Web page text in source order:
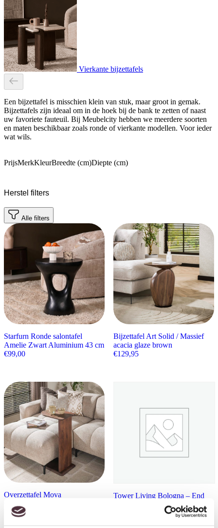
Vierkante bijzettafels
Een bijzettafel is misschien klein van stuk, maar groot in gemak.
Bijzettafels zijn ideaal om in de hoek bij de bank te zetten of naast
uw favoriete fauteuil. Bij Meubelcity hebben we meerdere soorten
en maten beschikbaar zoals ronde of vierkante modellen. Voor ieder
wat wils.
PrijsMerkKleurBreedte (cm)Diepte (cm)
Herstel filters
Alle filters
Starfurn Ronde salontafel
Amelie Zwart Aluminium 43 cm
€99,00
Bijzettafel Art Solid / Massief
acacia glaze brown
€129,95
Overzettafel Mova
129,95
Tower Living Bologna – End
table 60×60 – KD Square leg